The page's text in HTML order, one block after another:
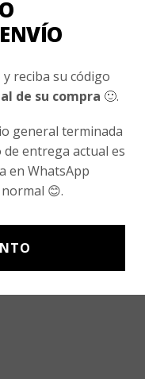
reciba su código
de su compra 🙂.
general terminada
entrega actual es
en WhatsApp
😊.